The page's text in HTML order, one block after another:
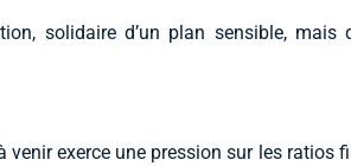
solidaire d’un plan sensible, mais
exerce une pression sur les ratios